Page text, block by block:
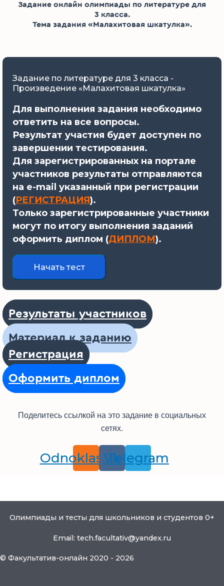
Задание онлайн олимпиады по литературе для
3 класса.
Тема задания «Малахитовая шкатулка».
Задание по литературе для 3 класса -
Произведение «Малахитовая шкатулка»
Для выполнения задания необходимо
ответить на все вопросы.
Результат участия будет доступен по
завершении тестирования.
Для зарегистрированных на портале
участников результаты отправляются
на e-mail указанный при регистрации
(РЕГИСТРАЦИЯ).
Только зарегистрированные участники
могут по итогу выполнения заданий
оформить диплом (ДИПЛОМ).
Результаты участников
Материал к заданию
Регистрация
Оформить диплом
Поделитесь ссылкой на это задание в социальных
сетях.
Odnoklassniki
Vk
Telegram
Олимпиады и тесты для школьников и студентов 0+
Email: tech.facultativ@yandex.ru
© Факультатив-онлайн 2020 - 2026